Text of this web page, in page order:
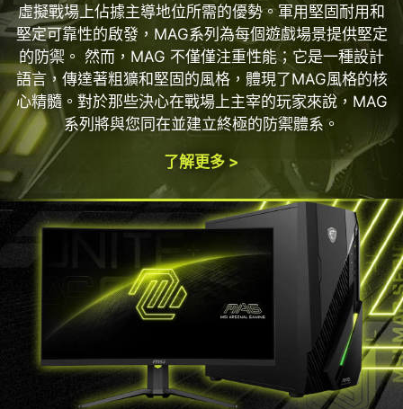
虛擬戰場上佔據主導地位所需的優勢。軍用堅固耐用和
堅定可靠性的啟發，MAG系列為每個遊戲場景提供堅定
的防禦。 然而，MAG 不僅僅注重性能；它是一種設計
語言，傳達著粗獷和堅固的風格，體現了MAG風格的核
心精髓。對於那些決心在戰場上主宰的玩家來說，MAG
系列將與您同在並建立終極的防禦體系。
了解更多 >